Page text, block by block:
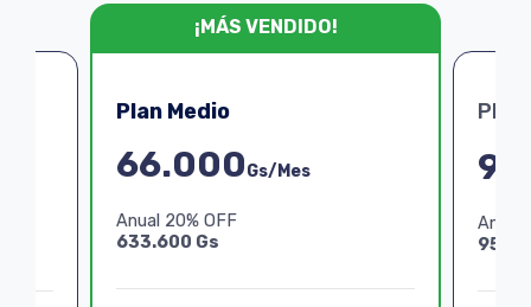
¡MÁS VENDIDO!
Plan Medio
66.000Gs/Mes
Anual 20% OFF
633.600 Gs
Plan
Anual